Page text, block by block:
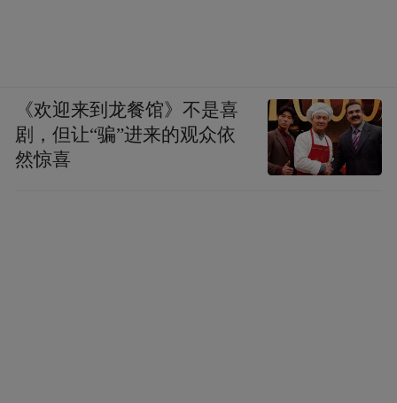
《欢迎来到龙餐馆》不是喜
剧，但让“骗”进来的观众依
然惊喜